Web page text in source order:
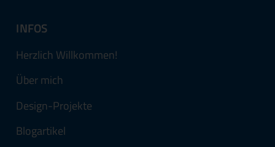
INFOS
Herzlich Willkommen!
Über mich
Design-Projekte
Blogartikel